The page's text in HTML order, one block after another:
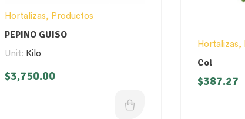
Hortalizas, Productos
PEPINO GUISO
Unit: Kilo
$3,750.00
Hortalizas,
Col
$387.27